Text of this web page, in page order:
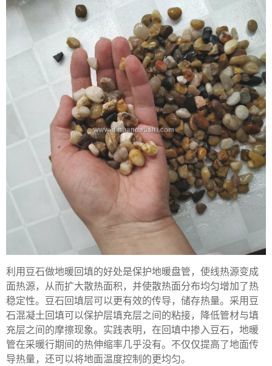
利用豆石做地暖回填的好处是保护地暖盘管，使线热源变成
面热源，从而扩大散热面积，并使散热面分布均匀增加了热
稳定性。豆石回填层可以更有效的传导，储存热量。采用豆
石混凝土回填可以保护层填充层之间的粘接，降低管材与填
充层之间的摩擦现象。实践表明，在回填中掺入豆石，地暖
管在采暖行期间的热伸缩率几乎没有。不仅仅提高了地面传
导热量，还可以将地面温度控制的更均匀。